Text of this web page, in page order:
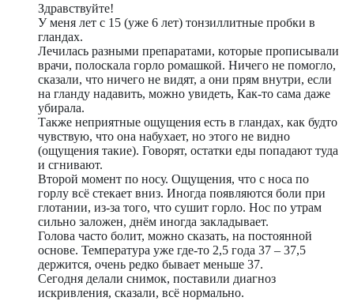
Здравствуйте!
У меня лет с 15 (уже 6 лет) тонзиллитные пробки в
гландах.
Лечилась разными препаратами, которые прописывали
врачи, полоскала горло ромашкой. Ничего не помогло,
сказали, что ничего не видят, а они прям внутри, если
на гланду надавить, можно увидеть, Как-то сама даже
убирала.
Также неприятные ощущения есть в гландах, как будто
чувствую, что она набухает, но этого не видно
(ощущения такие). Говорят, остатки еды попадают туда
и сгнивают.
Второй момент по носу. Ощущения, что с носа по
горлу всё стекает вниз. Иногда появляются боли при
глотании, из-за того, что сушит горло. Нос по утрам
сильно заложен, днём иногда закладывает.
Голова часто болит, можно сказать, на постоянной
основе. Температура уже где-то 2,5 года 37 – 37,5
держится, очень редко бывает меньше 37.
Сегодня делали снимок, поставили диагноз
искривления, сказали, всё нормально.